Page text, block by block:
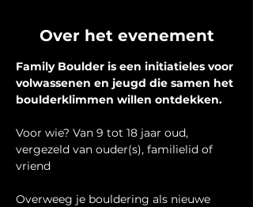
Over het evenement
Family Boulder is een initiatieles voor
volwassenen en jeugd die samen het
boulderklimmen willen ontdekken.
Voor wie? Van 9 tot 18 jaar oud,
vergezeld van ouder(s), familielid of
vriend
Overweeg je bouldering als nieuwe